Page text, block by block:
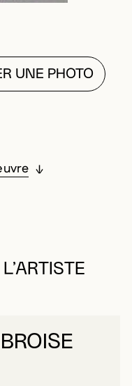
UNE PHOTO
pour ajouter